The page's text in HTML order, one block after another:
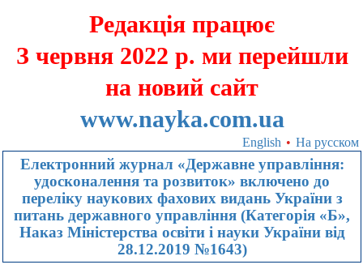
Редакція працює
З червня 2022 р. ми перейшли
на новий сайт
www.nayka.com.ua
English • На русском
Електронний журнал «Державне управління:
удосконалення та розвиток» включено до
переліку наукових фахових видань України з
питань державного управління (Категорія «Б»,
Наказ Міністерства освіти і науки України від
28.12.2019 №1643)